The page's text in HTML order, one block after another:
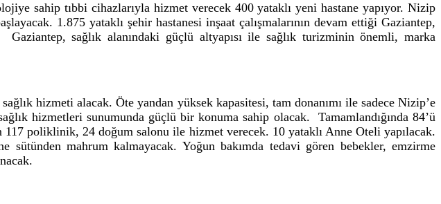
sahip tıbbi cihazlarıyla hizmet verecek 400 yataklı yeni hastane yapıyor. Nizip
1.875 yataklı şehir hastanesi inşaat çalışmalarının devam ettiği Gaziantep,
sağlık alanındaki güçlü altyapısı ile sağlık turizminin önemli, marka
sağlık hizmeti alacak. Öte yandan yüksek kapasitesi, tam donanımı ile sadece Nizip’e
hizmetleri sunumunda güçlü bir konuma sahip olacak. Tamamlandığında 84’ü
poliklinik, 24 doğum salonu ile hizmet verecek. 10 yataklı Anne Oteli yapılacak.
sütünden mahrum kalmayacak. Yoğun bakımda tedavi gören bebekler, emzirme